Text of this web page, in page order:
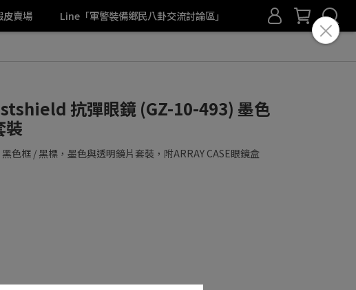
賣場 Line「軍警裝備鄉民八卦交流討論區」
抗彈眼鏡 (GZ-10-493) 墨色
裝
色框 / 黑標，墨色與透明鏡片套裝，附ARRAY CASE眼鏡盒